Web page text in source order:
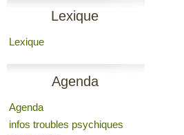
Lexique
Lexique
Agenda
Agenda
infos troubles psychiques